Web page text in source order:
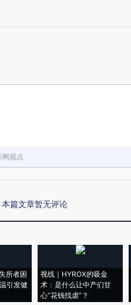
网观点
本篇文章暂无评论
所者困
引发健
视线｜HYROX的吸金
术：是什么让中产们甘
心“花钱找虐”？